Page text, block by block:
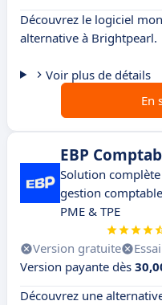
Découvrez le logiciel
alternative à Brightpearl.
Voir plus de détails
En
EBP
Solution
gestion
PME & TPE
Version gratuite
Version payante dès
Découvrez une